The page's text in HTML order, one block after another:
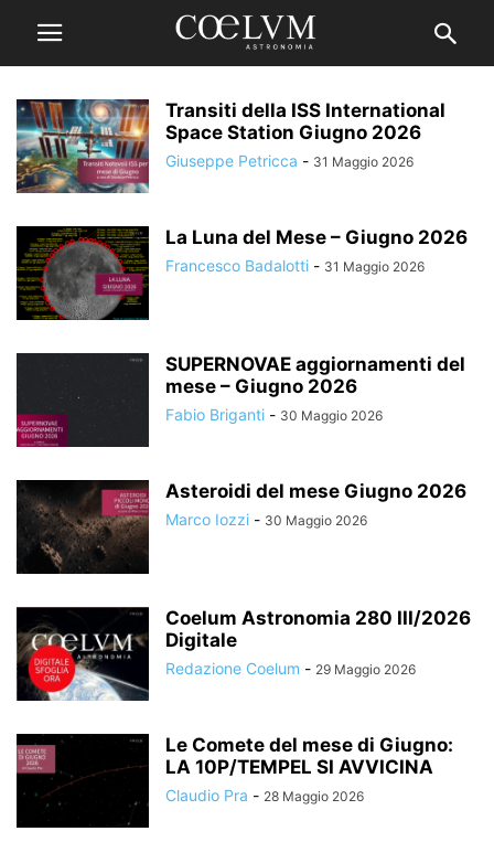
Transiti della ISS International
Space Station Giugno 2026
Giuseppe Petricca - 31 Maggio 2026
La Luna del Mese – Giugno 2026
Francesco Badalotti - 31 Maggio 2026
SUPERNOVAE aggiornamenti del
mese – Giugno 2026
Fabio Briganti - 30 Maggio 2026
Asteroidi del mese Giugno 2026
Marco Iozzi - 30 Maggio 2026
Coelum Astronomia 280 III/2026
Digitale
Redazione Coelum - 29 Maggio 2026
Le Comete del mese di Giugno:
LA 10P/TEMPEL SI AVVICINA
Claudio Pra - 28 Maggio 2026